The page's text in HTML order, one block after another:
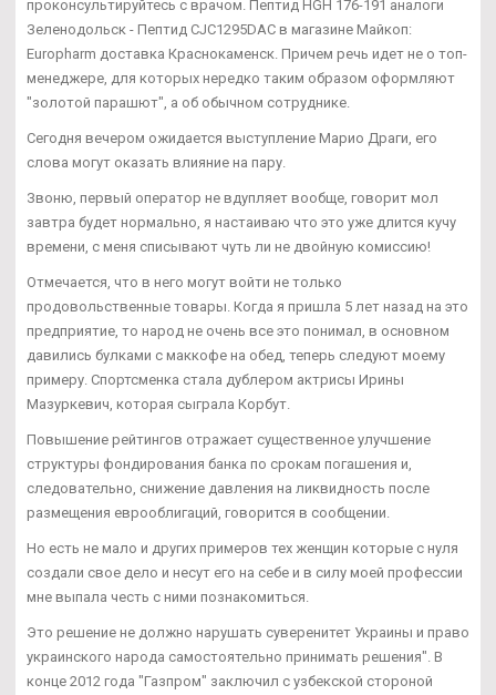
проконсультируйтесь с врачом. Пептид HGH 176-191 аналоги
Зеленодольск - Пептид CJC1295DAC в магазине Майкоп:
Europharm доставка Краснокаменск. Причем речь идет не о топ-
менеджере, для которых нередко таким образом оформляют
"золотой парашют", а об обычном сотруднике.
Сегодня вечером ожидается выступление Марио Драги, его
слова могут оказать влияние на пару.
Звоню, первый оператор не вдупляет вообще, говорит мол
завтра будет нормально, я настаиваю что это уже длится кучу
времени, с меня списывают чуть ли не двойную комиссию!
Отмечается, что в него могут войти не только
продовольственные товары. Когда я пришла 5 лет назад на это
предприятие, то народ не очень все это понимал, в основном
давились булками с маккофе на обед, теперь следуют моему
примеру. Спортсменка стала дублером актрисы Ирины
Мазуркевич, которая сыграла Корбут.
Повышение рейтингов отражает существенное улучшение
структуры фондирования банка по срокам погашения и,
следовательно, снижение давления на ликвидность после
размещения еврооблигаций, говорится в сообщении.
Но есть не мало и других примеров тех женщин которые с нуля
создали свое дело и несут его на себе и в силу моей профессии
мне выпала честь с ними познакомиться.
Это решение не должно нарушать суверенитет Украины и право
украинского народа самостоятельно принимать решения". В
конце 2012 года "Газпром" заключил с узбекской стороной